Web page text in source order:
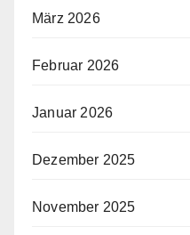
März 2026
Februar 2026
Januar 2026
Dezember 2025
November 2025